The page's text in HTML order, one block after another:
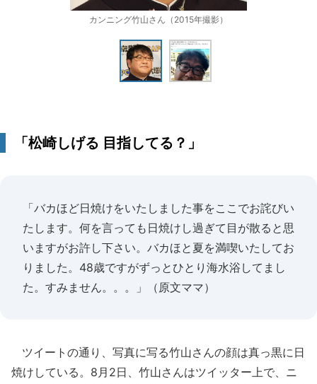
カンニング竹山さん（2015年撮影）
「松崎しげる 目指してる？」
「バカほど日焼けをいたしました事をここでお詫びい
たします。何を言っても日焼けし過ぎて目が散ると思
いますがお許し下さい。バカほと夏を満喫いたしてお
りました。48歳ですがずっとひとり海水浴してまし
た。すみません。。。」（原文ママ）
ツイートの通り、写真に写る竹山さんの顔は真っ黒に日
焼けしている。8月2日、竹山さんはツイッター上で、ニ